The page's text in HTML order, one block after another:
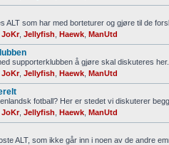
ALT som har med borteturer og gjøre til de
JoKr, Jellyfish Haewk ManUtd
supporterklubben å gjøre skal diskuteres
JoKr, Jellyfish Haewk ManUtd
fotball? Her er stedet vi diskuterer
JoKr, Jellyfish Haewk ManUtd
ALT, som ikke går inn i noen av de andre